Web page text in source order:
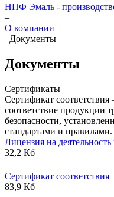
НПФ Эмаль -
–
О компании
–Документы
Документы
Сертификаты
Сертификат
соответствие продукции
безопасности,
стандартами и правилами.
Лицензия на
32,2 Кб
Сертификат соответствия
83,9 Кб